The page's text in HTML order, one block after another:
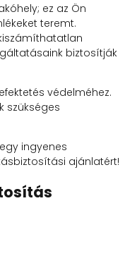
ez az Ön
teremt.
biztosítják
védelméhez.
szükséges
ingyenes
ajánlatért!